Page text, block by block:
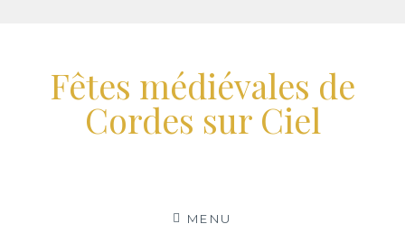
contenuFêtes médiévales de
Cordes sur Ciel
MENU